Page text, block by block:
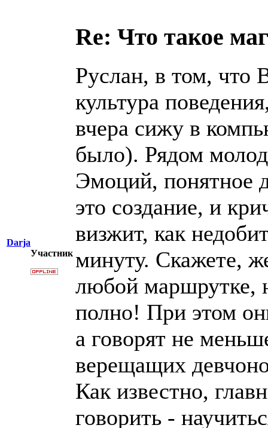
Darja
Участник
Re: Что такое
Руслан, в том, что
культура
вчера сижу в
было). Рядом
Эмоций, понятное
это создание, и
визжит, как
минуту. Скажете,
любой маршрутке,
полно! При этом
а говорят не
верещащих
Как известно,
говорить -